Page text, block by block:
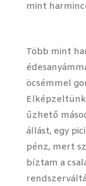
mint
Több mint
öcsémmel
űzhető
állást, egy
pénz, mert
bíztam a